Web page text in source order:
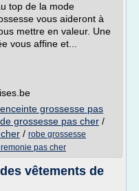
top de la mode
vous aideront à
mettre en valeur. Une
vous affine et...
grossesse pas
grossesse pas cher /
/ robe grossesse
pas cher
vêtements de